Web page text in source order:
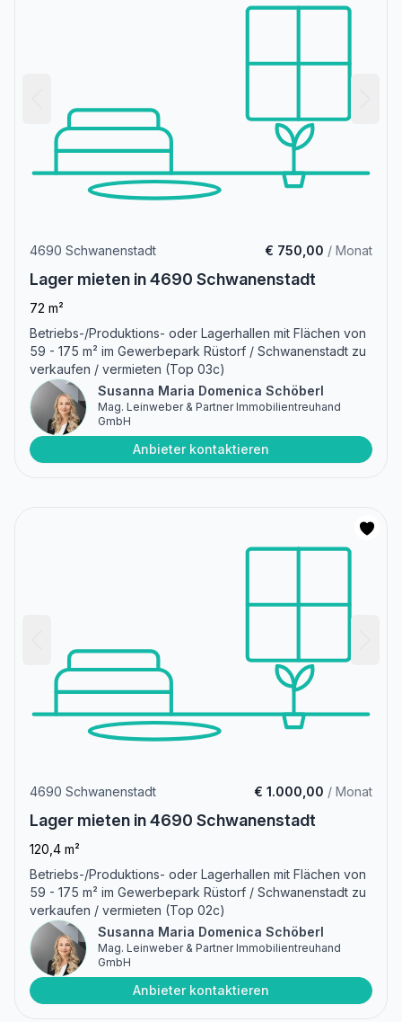
4690 Schwanenstadt € 750,00 / Monat
Lager mieten in 4690 Schwanenstadt
72 m²
Betriebs-/Produktions- oder Lagerhallen mit Flächen von
59 - 175 m² im Gewerbepark Rüstorf / Schwanenstadt zu
verkaufen / vermieten (Top 03c)
Susanna Maria Domenica Schöberl
Mag. Leinweber & Partner Immobilientreuhand
GmbH
Anbieter kontaktieren
4690 Schwanenstadt € 1.000,00 / Monat
Lager mieten in 4690 Schwanenstadt
120,4 m²
Betriebs-/Produktions- oder Lagerhallen mit Flächen von
59 - 175 m² im Gewerbepark Rüstorf / Schwanenstadt zu
verkaufen / vermieten (Top 02c)
Susanna Maria Domenica Schöberl
Mag. Leinweber & Partner Immobilientreuhand
GmbH
Anbieter kontaktieren